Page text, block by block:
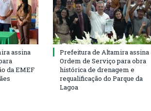
assina
da EMEF
Prefeitura de Altamira assina
Ordem de Serviço para obra
histórica de drenagem e
requalificação do Parque da
Lagoa